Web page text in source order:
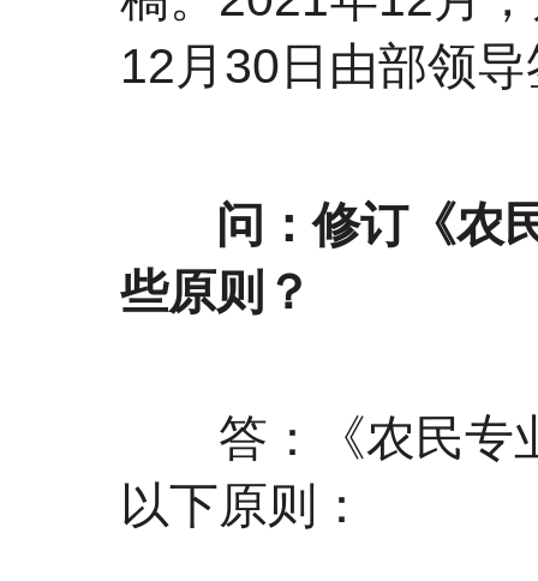
12月30日由部领
问：修订《农民
些原则？
答：《农民专业
以下原则：